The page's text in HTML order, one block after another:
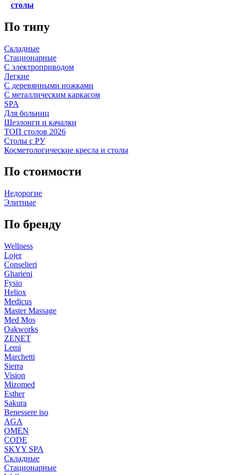
столы
По типу
Складные
Стационарные
С электроприводом
Легкие
С деревянными ножками
С металлическим каркасом
SPA
Для больниц
Шезлонги и качалки
ТОП столов 2026
Столы с РУ
Косметологические кресла и столы
По стоимости
Недорогие
Элитные
По бренду
Wellness
Lojer
Conselieri
Gharieni
Fysio
Heliox
Medicus
Master Massage
Med Mos
Oakworks
ZENET
Lemi
Marchetti
Sierra
Vision
Mizomed
Esther
Sakura
Benessere iso
AGA
OMEN
CODE
SKYY SPA
Складные
Стационарные